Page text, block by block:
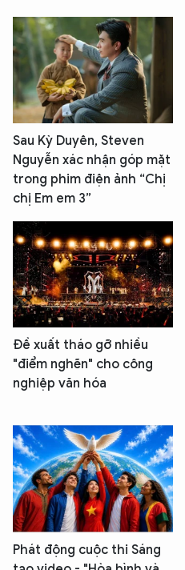
Sau Kỳ Duyên, Steven
Nguyễn xác nhận góp mặt
trong phim điện ảnh “Chị
chị Em em 3”
Đề xuất tháo gỡ nhiều
"điểm nghẽn" cho công
nghiệp văn hóa
Phát động cuộc thi Sáng